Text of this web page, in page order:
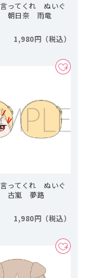
ってくれ ぬいぐ
朝日奈 雨竜
1,980円
ってくれ ぬいぐ
古嵐 夢路
1,980円